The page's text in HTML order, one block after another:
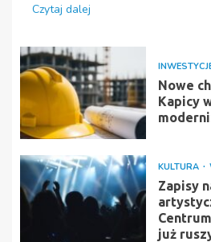
Czytaj dalej
Nowe
Kapicy
KULTURA
Zapisy
już